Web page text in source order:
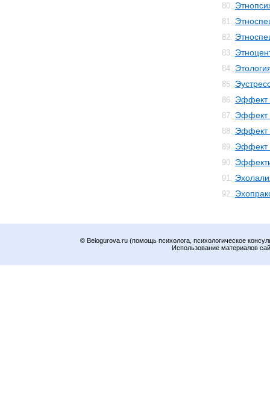
80.
81.
82.
83.
84.
85.
86. Эффект
87. Эффект
88. Эффект
89. Эффект
90.
91.
92.
© Belogurova.ru (помощь психолога, психологическое
Использование материалов